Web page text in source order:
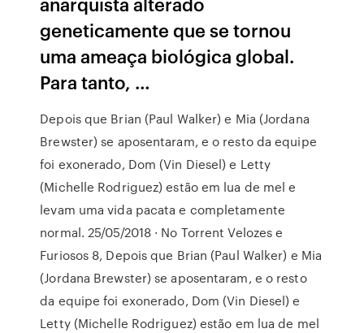
geneticamente que se tornou
uma ameaça biológica global.
Para tanto, …
Depois que Brian (Paul Walker) e Mia (Jordana
Brewster) se aposentaram, e o resto da equipe
foi exonerado, Dom (Vin Diesel) e Letty
(Michelle Rodriguez) estão em lua de mel e
levam uma vida pacata e completamente
normal. 25/05/2018 · No Torrent Velozes e
Furiosos 8, Depois que Brian (Paul Walker) e Mia
(Jordana Brewster) se aposentaram, e o resto
da equipe foi exonerado, Dom (Vin Diesel) e
Letty (Michelle Rodriguez) estão em lua de mel